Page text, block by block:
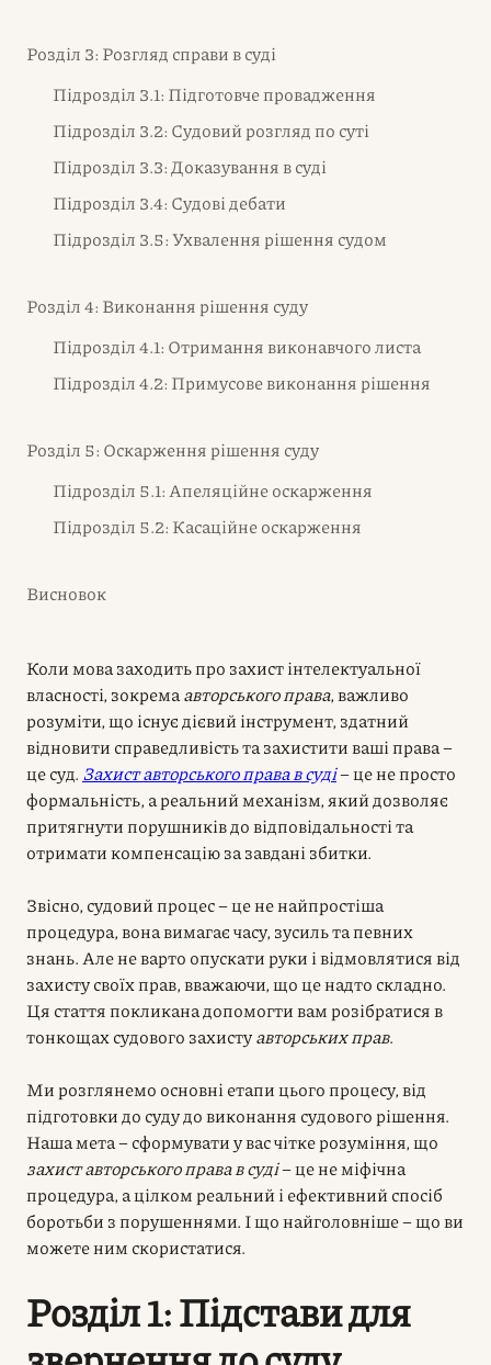
Розділ 3: Розгляд справи в суді
Підрозділ 3.1: Підготовче провадження
Підрозділ 3.2: Судовий розгляд по суті
Підрозділ 3.3: Доказування в суді
Підрозділ 3.4: Судові дебати
Підрозділ 3.5: Ухвалення рішення судом
Розділ 4: Виконання рішення суду
Підрозділ 4.1: Отримання виконавчого листа
Підрозділ 4.2: Примусове виконання рішення
Розділ 5: Оскарження рішення суду
Підрозділ 5.1: Апеляційне оскарження
Підрозділ 5.2: Касаційне оскарження
Висновок
Коли мова заходить про захист інтелектуальної
власності, зокремаавторського права, важливо
розуміти, що існує дієвий інструмент, здатний
відновити справедливість та захистити ваші права –
це суд. Захист авторського права в суді– це не просто
формальність, а реальний механізм, який дозволяє
притягнути порушників до відповідальності та
отримати компенсацію за завдані збитки.
Звісно, судовий процес – це не найпростіша
процедура, вона вимагає часу, зусиль та певних
знань. Але не варто опускати руки і відмовлятися від
захисту своїх прав, вважаючи, що це надто складно.
Ця стаття покликана допомогти вам розібратися в
тонкощах судового захистуавторських прав.
Ми розглянемо основні етапи цього процесу, від
підготовки до суду до виконання судового рішення.
Наша мета – сформувати у вас чітке розуміння, що
захист авторського права в суді– це не міфічна
процедура, а цілком реальний і ефективний спосіб
боротьби з порушеннями. І що найголовніше – що ви
можете ним скористатися.
Розділ 1: Підстави для